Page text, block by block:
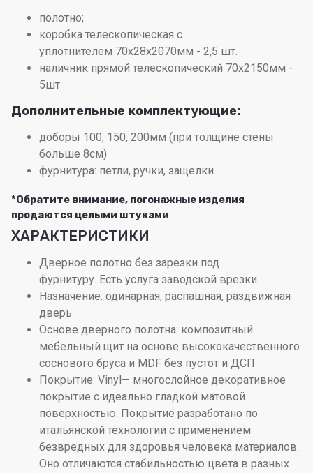
полотно;
коробка телескопическая с
уплотнителем 70х28х2070мм - 2,5 шт.
наличник прямой телескопический 70х2150мм -
5шт
Дополнительные комплектующие:
доборы 100, 150, 200мм (при толщине стены
больше 8см)
фурнитура: петли, ручки, защелки
*Обратите внимание, погонажные изделия
продаются целыми штуками
ХАРАКТЕРИСТИКИ
Дверное полотно без зарезки под
фурнитуру. Есть услуга заводской врезки.
Назначение: одинарная, распашная, раздвижная
дверь
Основе дверного полотна: композитный
мебельный щит на основе высококачественного
соснового бруса и MDF без пустот и ДСП
Покрытие: Vinyl— многослойное декоративное
покрытие с идеально гладкой матовой
поверхностью. Покрытие разработано по
итальянской технологии с применением
безвредных для здоровья человека материалов.
Оно отличаются стабильностью цвета в разных